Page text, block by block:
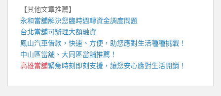
【其他文章推薦】
永和當舖解決您臨時週轉資金調度問題
台北當舖可辦理大額融資
鳳山汽車借款 ，快速、方便，助您應對生活種種挑戰！
中山區當舖 、 大同區當舖推薦！
高雄當舖緊急時刻即刻支援，讓您安心應對生活開銷！